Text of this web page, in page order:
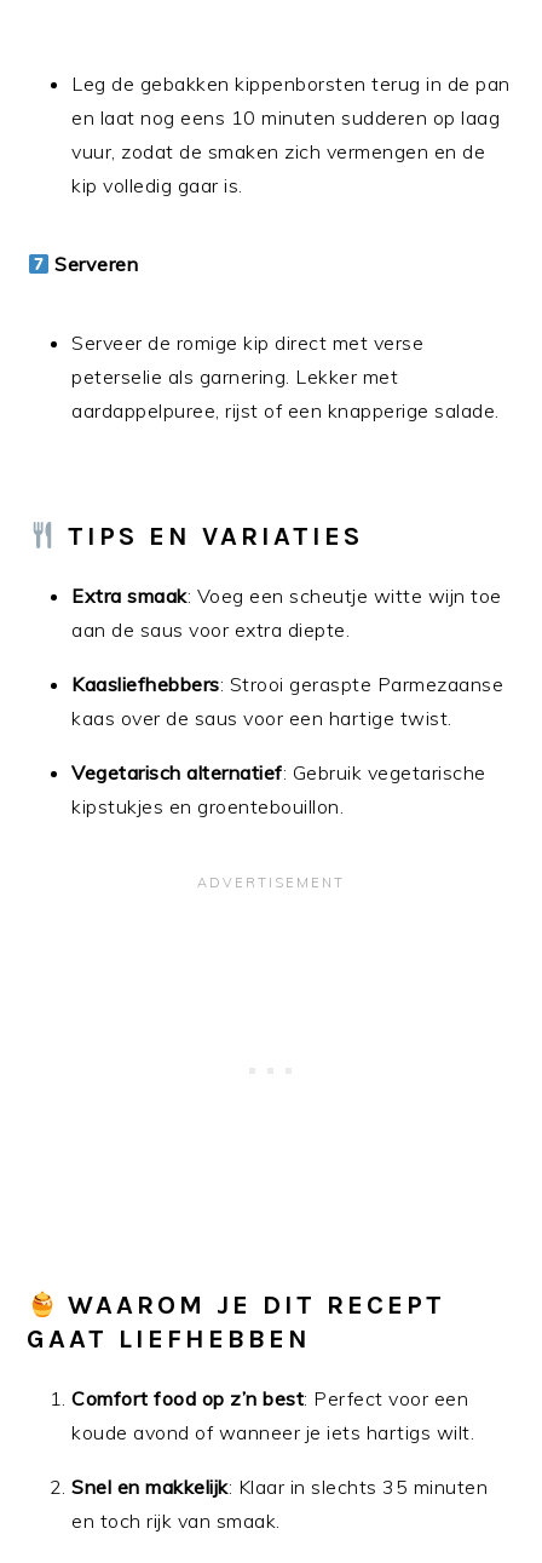
Leg de gebakken kippenborsten terug in de pan
en laat nog eens 10 minuten sudderen op laag
vuur, zodat de smaken zich vermengen en de
kip volledig gaar is.
Serveren
Serveer de romige kip direct met verse
peterselie als garnering. Lekker met
aardappelpuree, rijst of een knapperige salade.
TIPS EN VARIATIES
Extra smaak: Voeg een scheutje witte wijn toe
aan de saus voor extra diepte.
Kaasliefhebbers: Strooi geraspte Parmezaanse
kaas over de saus voor een hartige twist.
Vegetarisch alternatief: Gebruik vegetarische
kipstukjes en groentebouillon.
WAAROM JE DIT RECEPT
GAAT LIEFHEBBEN
Comfort food op z’n best: Perfect voor een
koude avond of wanneer je iets hartigs wilt.
Snel en makkelijk: Klaar in slechts 35 minuten
en toch rijk van smaak.